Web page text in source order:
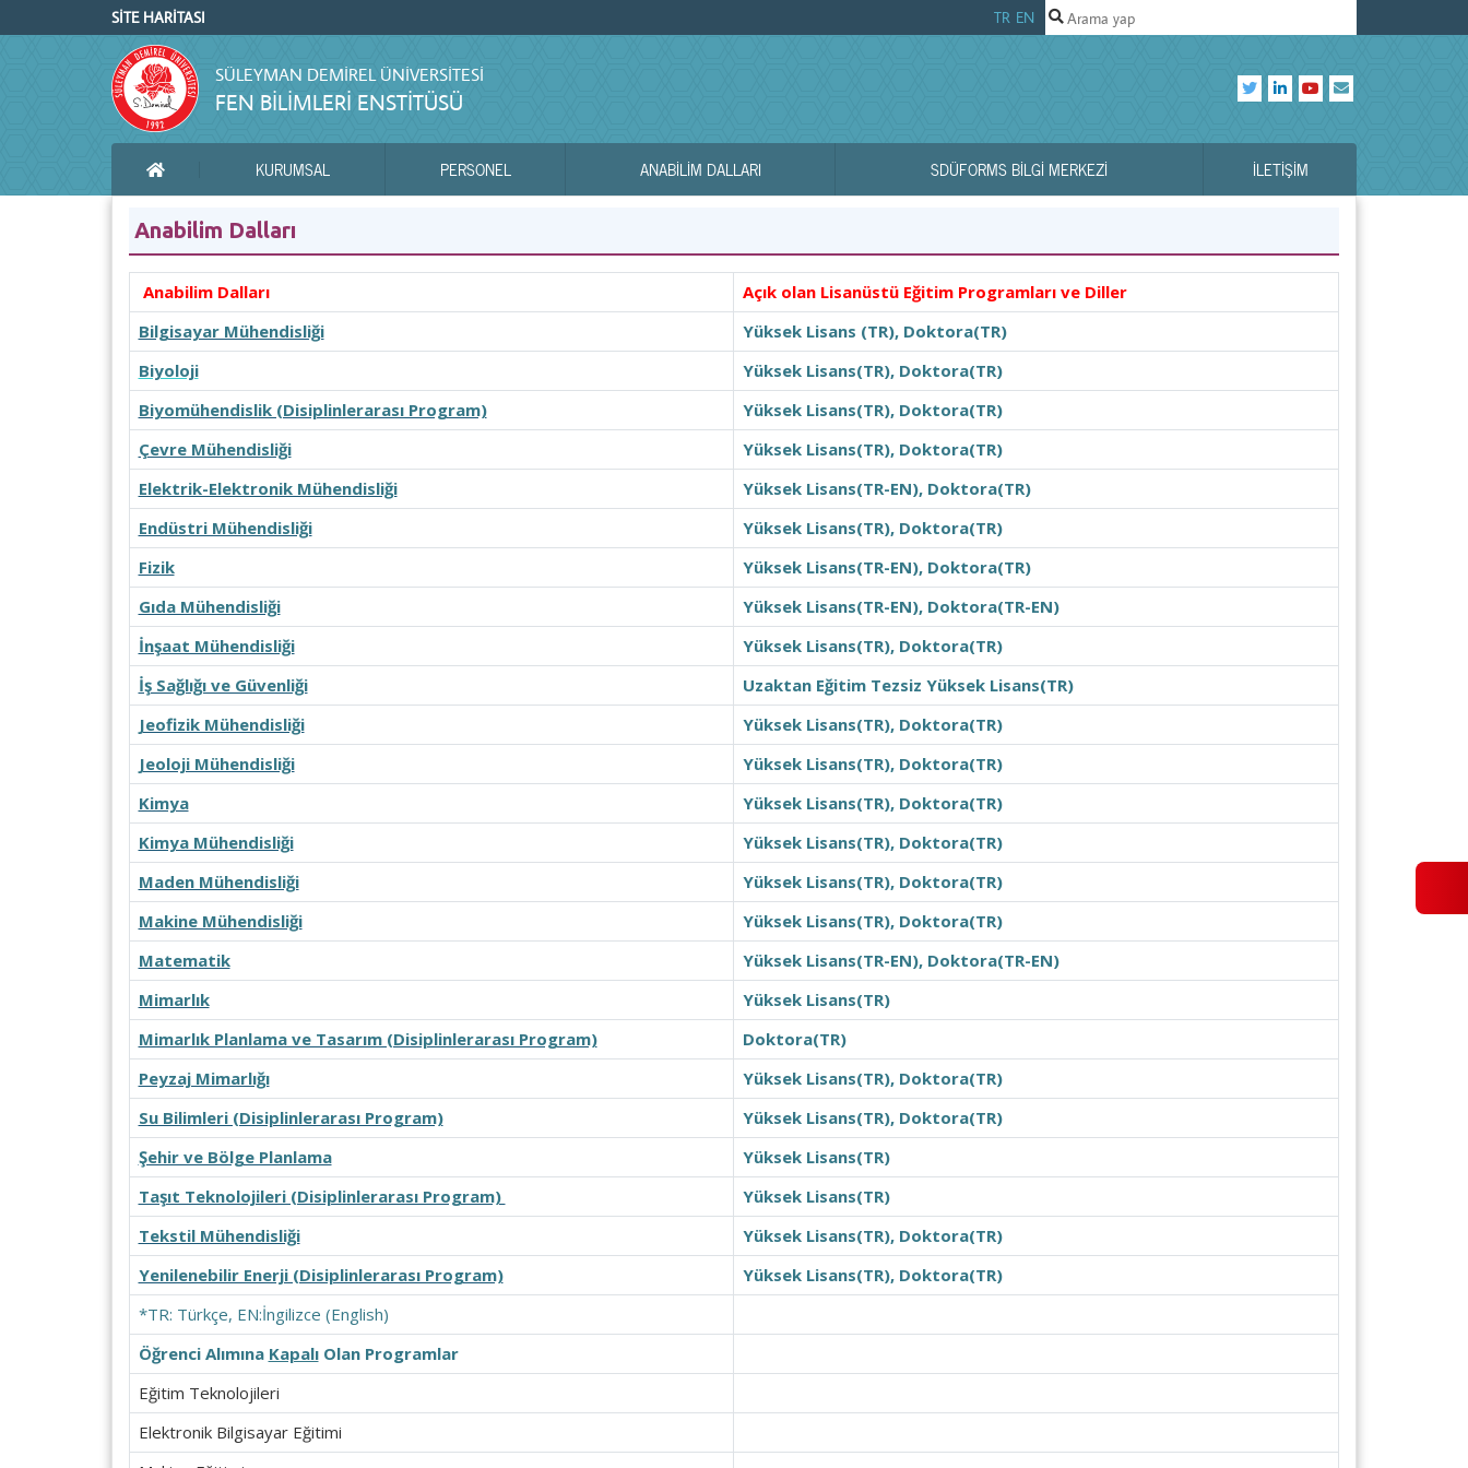
SİTE HARİTASI TR EN
SÜLEYMAN DEMIREL ÜNIVERSITESI
FEN BİLİMLERİ ENSTİTÜSÜ
KURUMSAL PERSONEL ANABİLİM DALLARI SDÜFORMS BILGI MERKEZI İLETIŞIM
Anabilim Dalları
Anabilim Dalları
Açık olan Lisanüstü Eğitim Programları ve Diller
Bilgisayar Mühendisliği
Yüksek Lisans (TR), Doktora(TR)
Biyoloji
Yüksek Lisans(TR), Doktora(TR)
Biyomühendislik (Disiplinlerarası Program)
Yüksek Lisans(TR), Doktora(TR)
Çevre Mühendisliği
Yüksek Lisans(TR), Doktora(TR)
Elektrik-Elektronik Mühendisliği
Yüksek Lisans(TR-EN), Doktora(TR)
Endüstri Mühendisliği
Yüksek Lisans(TR), Doktora(TR)
Fizik
Yüksek Lisans(TR-EN), Doktora(TR)
Gıda Mühendisliği
Yüksek Lisans(TR-EN), Doktora(TR-EN)
İnşaat Mühendisliği
Yüksek Lisans(TR), Doktora(TR)
İş Sağlığı ve Güvenliği
Uzaktan Eğitim Tezsiz Yüksek Lisans(TR)
Jeofizik Mühendisliği
Yüksek Lisans(TR), Doktora(TR)
Jeoloji Mühendisliği
Yüksek Lisans(TR), Doktora(TR)
Kimya
Yüksek Lisans(TR), Doktora(TR)
Kimya Mühendisliği
Yüksek Lisans(TR), Doktora(TR)
Maden Mühendisliği
Yüksek Lisans(TR), Doktora(TR)
Makine Mühendisliği
Yüksek Lisans(TR), Doktora(TR)
Matematik
Yüksek Lisans(TR-EN), Doktora(TR-EN)
Mimarlık
Yüksek Lisans(TR)
Mimarlık Planlama ve Tasarım (Disiplinlerarası Program)
Doktora(TR)
Peyzaj Mimarlığı
Yüksek Lisans(TR), Doktora(TR)
Su Bilimleri (Disiplinlerarası Program)
Yüksek Lisans(TR), Doktora(TR)
Şehir ve Bölge Planlama
Yüksek Lisans(TR)
Taşıt Teknolojileri (Disiplinlerarası Program)
Yüksek Lisans(TR)
Tekstil Mühendisliği
Yüksek Lisans(TR), Doktora(TR)
Yenilenebilir Enerji (Disiplinlerarası Program)
Yüksek Lisans(TR), Doktora(TR)
*TR: Türkçe, EN:İngilizce (English)
Öğrenci Alımına KapalıOlan Programlar
Eğitim Teknolojileri
Elektronik Bilgisayar Eğitimi